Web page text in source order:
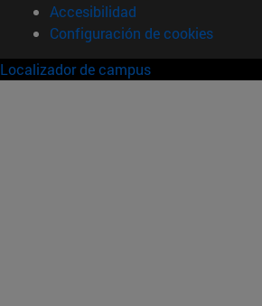
Accesibilidad
Configuración de cookies
Localizador de campus